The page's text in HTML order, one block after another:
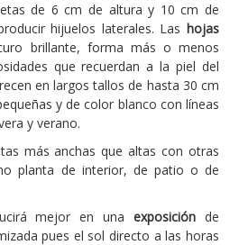
de 6 cm de altura y 10 cm de
hijuelos laterales. Las hojas
brillante, forma más o menos
que recuerdan a la piel del
en largos tallos de hasta 30 cm
y de color blanco con líneas
y verano.
más anchas que altas con otras
planta de interior, de patio o de
mejor en unaexposición de
pues el sol directo a las horas